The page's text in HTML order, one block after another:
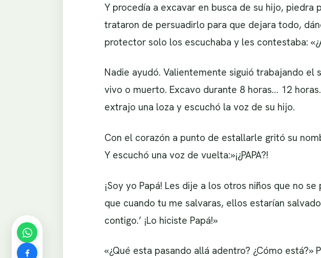
Y procedía a excavar en busca de su hijo,
trataron de persuadirlo para que dejara todo,
protector solo los escuchaba y les contestaba:
Nadie ayudó. Valientemente siguió trabajando
vivo o muerto. Excavo durante 8 horas… 12
extrajo una loza y escuchó la voz de su hijo.
Con el corazón a punto de estallarle gritó su
Y escuchó una voz de vuelta:»¡¿PAPA?!
¡Soy yo Papá! Les dije a los otros niños que no
que cuando tu me salvaras, ellos estarían
contigo.’ ¡Lo hiciste Papá!»
«¿Qué esta pasando allá adentro? ¿Cómo está?»